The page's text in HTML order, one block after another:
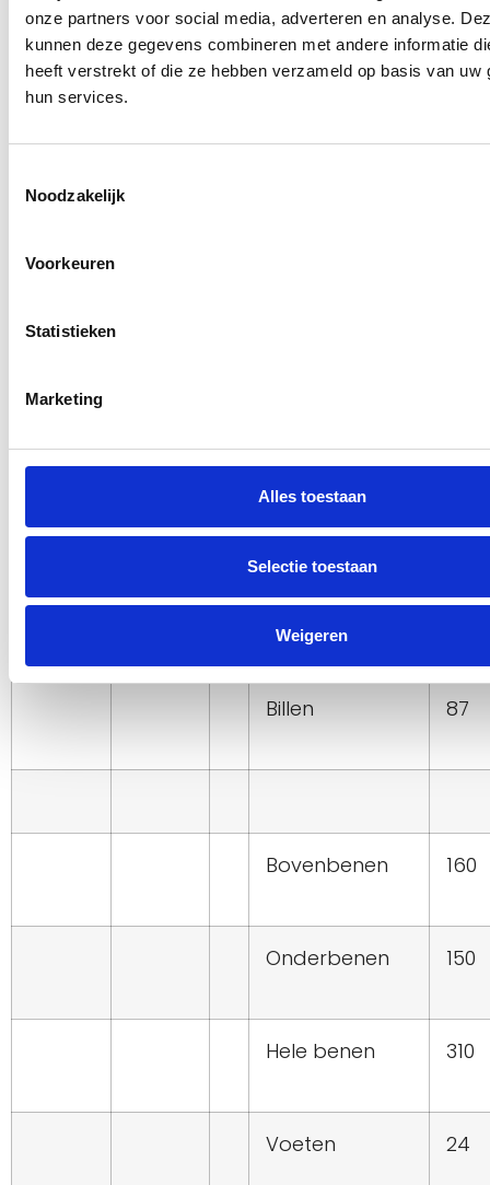
onze partners voor social media, adverteren en analyse.
kunnen deze gegevens combineren met andere informatie
heeft verstrekt of die ze hebben verzameld op basis van uw
hun services.
Noodzakelijk
Voorkeuren
Statistieken
Marketing
Alles toestaan
Selectie toestaan
Weigeren
Onderarmen 40
Onderbuik 12
Billen 87
Bovenbenen 160
Onderbenen 150
Hele benen 310
Voeten 24